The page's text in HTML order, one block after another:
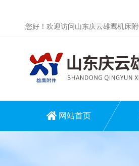
您好！欢迎访问山东庆云雄鹰机床附
网站首页